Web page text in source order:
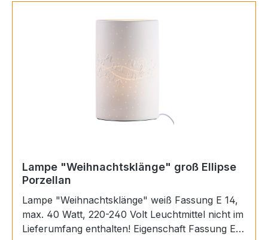
Lampe "Weihnachtsklänge" groß Ellipse
Porzellan
Lampe "Weihnachtsklänge" weiß Fassung E 14,
max. 40 Watt, 220-240 Volt Leuchtmittel nicht im
Lieferumfang enthalten! Eigenschaft Fassung E